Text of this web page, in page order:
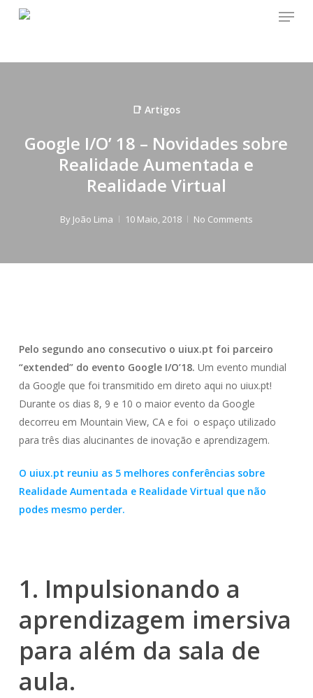
content
Menu
📑 Artigos
Google I/O’ 18 – Novidades sobre
Realidade Aumentada e
Realidade Virtual
By João Lima 10 Maio, 2018 No Comments
Pelo segundo ano consecutivo o uiux.pt foi parceiro
“extended” do evento Google I/O’18. Um evento mundial
da Google que foi transmitido em direto aqui no uiux.pt!
Durante os dias 8, 9 e 10 o maior evento da Google
decorreu em Mountain View, CA e foi o espaço utilizado
para três dias alucinantes de inovação e aprendizagem.
O uiux.pt reuniu as 5 melhores conferências sobre
Realidade Aumentada e Realidade Virtual que não
podes mesmo perder.
1. Impulsionando a
aprendizagem imersiva
para além da sala de
aula.